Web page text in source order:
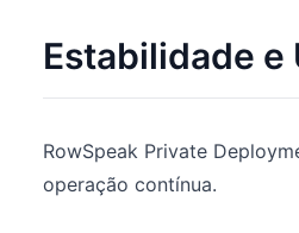
Estabilidade e
RowSpeak Private
operação contínua.